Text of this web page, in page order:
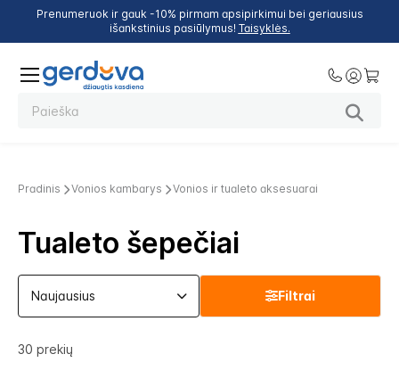
Prenumeruok ir gauk -10% pirmam apsipirkimui bei geriausius
išankstinius pasiūlymus! Taisyklės.
Pradinis Vonios kambarys Vonios ir tualeto aksesuarai
Tualeto šepečiai
30 prekių
Filtrai